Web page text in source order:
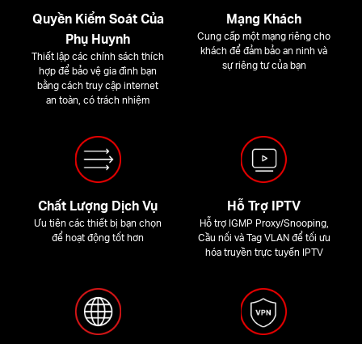
Quyền Kiểm Soát Của
Phụ Huynh
Thiết lập các chính sách thích
hợp để bảo vệ gia đình bạn
bằng cách truy cập internet
an toàn, có trách nhiệm
Mạng Khách
Cung cấp một mạng riêng cho
khách để đảm bảo an ninh và
sự riêng tư của bạn
Chất Lượng Dịch Vụ
Ưu tiên các thiết bị bạn chọn
để hoạt động tốt hơn
Hỗ Trợ IPTV
Hỗ trợ IGMP Proxy/Snooping,
Cầu nối và Tag VLAN để tối ưu
hóa truyền trực tuyến IPTV